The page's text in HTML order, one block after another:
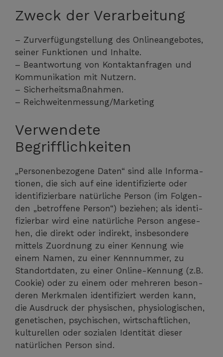
Zweck der Verarbeitung
– Zur­ver­fü­gung­stel­lung des Online­an­ge­bo­tes,
sei­ner Funk­tio­nen und Inhal­te.
– Beant­wor­tung von Kon­takt­an­fra­gen und
Kom­mu­ni­ka­ti­on mit Nut­zern.
– Sicher­heits­maß­nah­men.
– Reichweitenmessung/Marketing
Verwendete
Begrifflichkeiten
„Per­so­nen­be­zo­ge­ne Daten“ sind alle Infor­ma­
tio­nen, die sich auf eine iden­ti­fi­zier­te oder
iden­ti­fi­zier­ba­re natür­li­che Per­son (im Fol­gen­
den „betrof­fe­ne Per­son“) bezie­hen; als iden­ti­
fi­zier­bar wird eine natür­li­che Per­son ange­se­
hen, die direkt oder indi­rekt, ins­be­son­de­re
mit­tels Zuord­nung zu einer Ken­nung wie
einem Namen, zu einer Kenn­num­mer, zu
Stand­ort­da­ten, zu einer Online-Ken­nung (z.B.
Coo­kie) oder zu einem oder meh­re­ren beson­
de­ren Merk­ma­len iden­ti­fi­ziert wer­den kann,
die Aus­druck der phy­si­schen, phy­sio­lo­gi­schen,
gene­ti­schen, psy­chi­schen, wirt­schaft­li­chen,
kul­tu­rel­len oder sozia­len Iden­ti­tät die­ser
natür­li­chen Per­son sind.